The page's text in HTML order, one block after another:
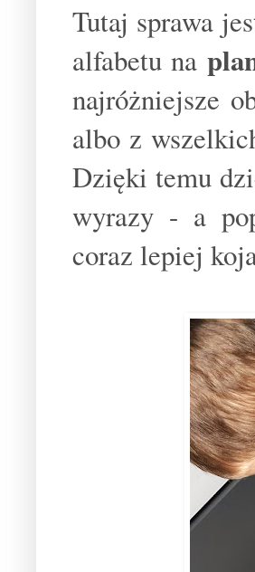
Tutaj sprawa
alfabetu na
najróżniejsze
albo z
Dzięki temu
wyrazy - a
coraz lepiej